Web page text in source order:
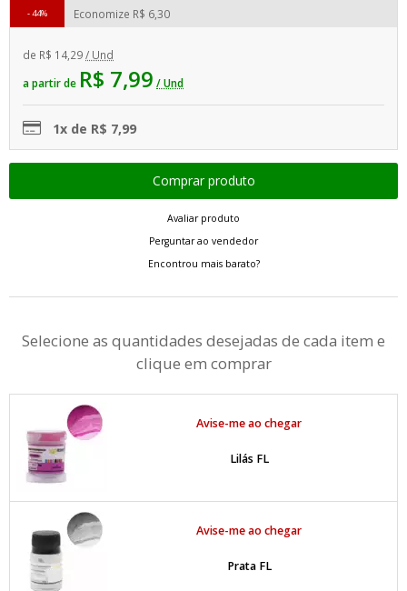
de R$ 14,29/ Und
a partir de R$ 7,99 / Und
Economize R$ 6,30
44%
1x de R$ 7,99
Avaliar produto
Perguntar ao vendedor
Encontrou mais barato?
Selecione as quantidades desejadas de cada item e
clique em comprar
Avise-me ao chegar
Lilás FL
Avise-me ao chegar
Prata FL